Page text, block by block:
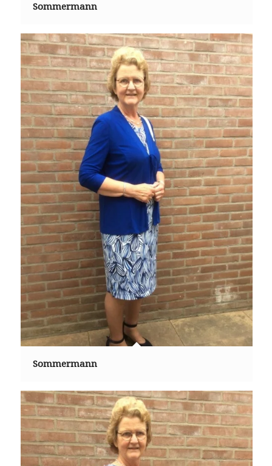
Sommermann
Sommermann